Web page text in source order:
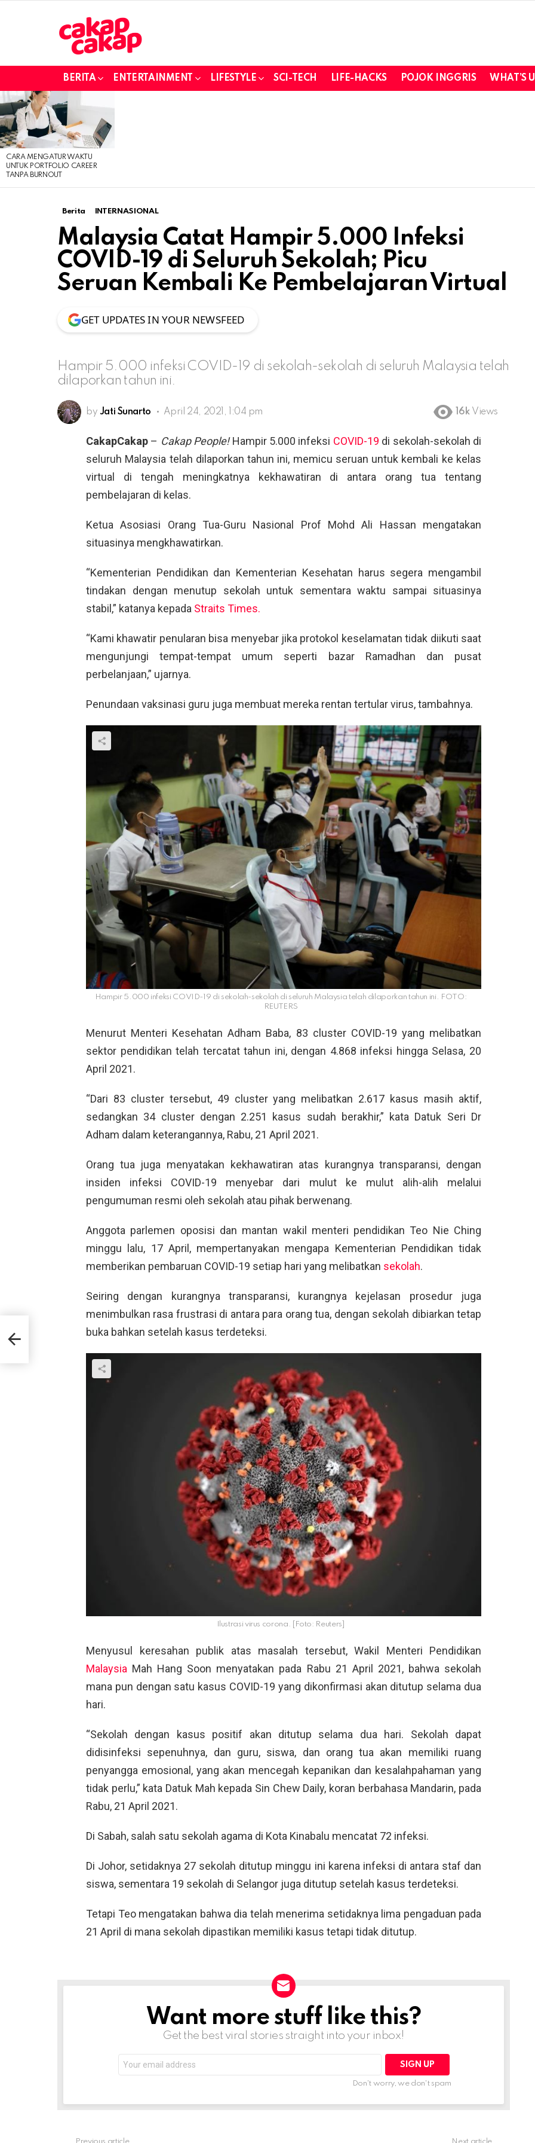
BERITA ENTERTAINMENT LIFESTYLE SCI-TECH LIFE-HACKS POJOK INGGRIS WHAT’S
LATEST
STORIES
CARA MENGATUR WAKTU
UNTUK PORTFOLIO CAREER
TANPA BURNOUT
Berita INTERNASIONAL
Malaysia Catat Hampir 5.000 Infeksi
COVID-19 di Seluruh Sekolah; Picu
Seruan Kembali Ke Pembelajaran Virtual
GET UPDATES IN YOUR NEWSFEED
Hampir 5.000 infeksi COVID-19 di sekolah-sekolah di seluruh Malaysia telah
dilaporkan tahun ini.
by Jati Sunarto April 24, 2021, 1:04 pm 16k Views
CakapCakap – Cakap People!Hampir 5.000 infeksi COVID-19 di sekolah-sekolah di
seluruh Malaysia telah dilaporkan tahun ini, memicu seruan untuk kembali ke kelas
virtual di tengah meningkatnya kekhawatiran di antara orang tua tentang
pembelajaran di kelas.
Ketua Asosiasi Orang Tua-Guru Nasional Prof Mohd Ali Hassan mengatakan
situasinya mengkhawatirkan.
“Kementerian Pendidikan dan Kementerian Kesehatan harus segera mengambil
tindakan dengan menutup sekolah untuk sementara waktu sampai situasinya
stabil,” katanya kepada Straits Times.
“Kami khawatir penularan bisa menyebar jika protokol keselamatan tidak diikuti saat
mengunjungi tempat-tempat umum seperti bazar Ramadhan dan pusat
perbelanjaan,” ujarnya.
Penundaan vaksinasi guru juga membuat mereka rentan tertular virus, tambahnya.
Hampir 5.000 infeksi COVID-19 di sekolah-sekolah di seluruh Malaysia telah dilaporkan tahun ini. FOTO:
REUTERS
Menurut Menteri Kesehatan Adham Baba, 83 cluster COVID-19 yang melibatkan
sektor pendidikan telah tercatat tahun ini, dengan 4.868 infeksi hingga Selasa, 20
April 2021.
“Dari 83 cluster tersebut, 49 cluster yang melibatkan 2.617 kasus masih aktif,
sedangkan 34 cluster dengan 2.251 kasus sudah berakhir,” kata Datuk Seri Dr
Adham dalam keterangannya, Rabu, 21 April 2021.
Orang tua juga menyatakan kekhawatiran atas kurangnya transparansi, dengan
insiden infeksi COVID-19 menyebar dari mulut ke mulut alih-alih melalui
pengumuman resmi oleh sekolah atau pihak berwenang.
Anggota parlemen oposisi dan mantan wakil menteri pendidikan Teo Nie Ching
minggu lalu, 17 April, mempertanyakan mengapa Kementerian Pendidikan tidak
memberikan pembaruan COVID-19 setiap hari yang melibatkan sekolah.
Seiring dengan kurangnya transparansi, kurangnya kejelasan prosedur juga
menimbulkan rasa frustrasi di antara para orang tua, dengan sekolah dibiarkan tetap
buka bahkan setelah kasus terdeteksi.
Ilustrasi virus corona. [Foto: Reuters]
Menyusul keresahan publik atas masalah tersebut, Wakil Menteri Pendidikan
Malaysia Mah Hang Soon menyatakan pada Rabu 21 April 2021, bahwa sekolah
mana pun dengan satu kasus COVID-19 yang dikonfirmasi akan ditutup selama dua
hari.
“Sekolah dengan kasus positif akan ditutup selama dua hari. Sekolah dapat
didisinfeksi sepenuhnya, dan guru, siswa, dan orang tua akan memiliki ruang
penyangga emosional, yang akan mencegah kepanikan dan kesalahpahaman yang
tidak perlu,” kata Datuk Mah kepada Sin Chew Daily, koran berbahasa Mandarin, pada
Rabu, 21 April 2021.
Di Sabah, salah satu sekolah agama di Kota Kinabalu mencatat 72 infeksi.
Di Johor, setidaknya 27 sekolah ditutup minggu ini karena infeksi di antara staf dan
siswa, sementara 19 sekolah di Selangor juga ditutup setelah kasus terdeteksi.
Tetapi Teo mengatakan bahwa dia telah menerima setidaknya lima pengaduan pada
21 April di mana sekolah dipastikan memiliki kasus tetapi tidak ditutup.
NEWSLETTERWant more stuff like this?
Get the best viral stories straight into your inbox!
address:
Don't worry, we don't spam
Previous article Next article